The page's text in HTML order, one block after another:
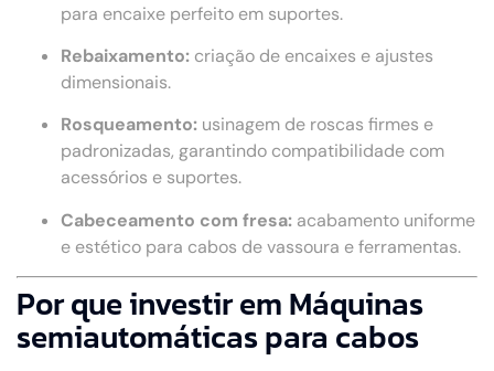
para encaixe perfeito em suportes.
Rebaixamento: criação de encaixes e ajustes
dimensionais.
Rosqueamento: usinagem de roscas firmes e
padronizadas, garantindo compatibilidade com
acessórios e suportes.
Cabeceamento com fresa: acabamento uniforme
e estético para cabos de vassoura e ferramentas.
Por que investir em Máquinas
semiautomáticas para cabos